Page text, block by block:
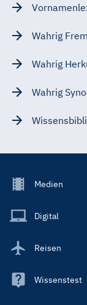
Wahrig
Wahrig
Wahrig
Footer
Main
Medien
Digital
Reisen
Wissenstest